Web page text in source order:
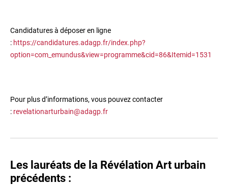
Candidatures à déposer en ligne
: https://candidatures.adagp.fr/index.php?
option=com_emundus&view=programme&cid=86&Itemid=1531
Pour plus d’informations, vous pouvez contacter
: revelationarturbain@adagp.fr
Les lauréats de la Révélation Art urbain
précédents :